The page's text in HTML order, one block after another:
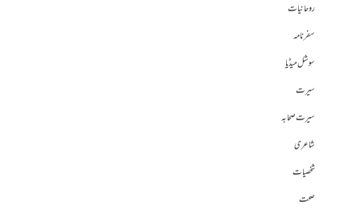
روحانیات
سفرنامہ
سوشل میڈیا
سیرت
سیرت صحابہ
شاعری
شخصیات
صحت